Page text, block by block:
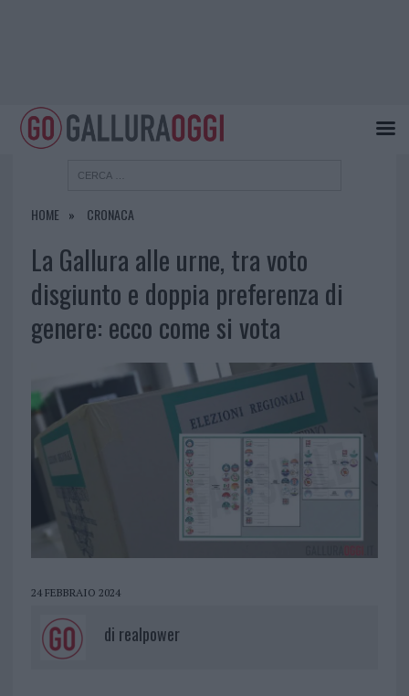
HOME CRONACA
La Gallura alle urne, tra voto
disgiunto e doppia preferenza di
genere: ecco come si vota
24 FEBBRAIO 2024
di realpower